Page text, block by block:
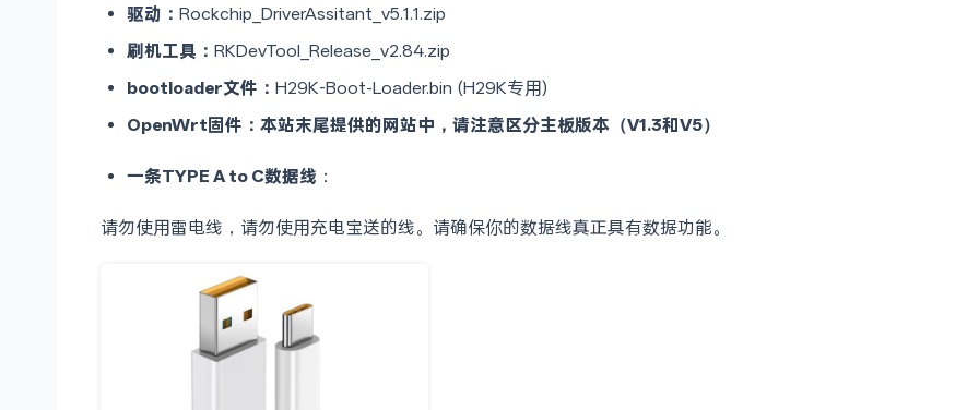
驱动： Rockchip_DriverAssitant_v5.1.1.zip
刷机工具： RKDevTool_Release_v2.84.zip
bootloader文件： H29K-Boot-Loader.bin (H29K专用)
OpenWrt固件：本站末尾提供的网站中，请注意区分主板版本（V1.3和V5）
一条TYPE A to C数据线 ：
请勿使用雷电线，请勿使用充电宝送的线。请确保你的数据线真正具有数据功能。